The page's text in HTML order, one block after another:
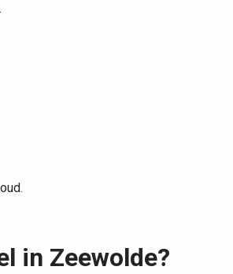
in Zeewolde?